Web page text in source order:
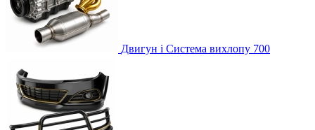
Двигун і Система вихлопу 700